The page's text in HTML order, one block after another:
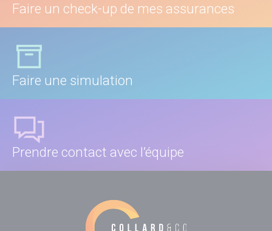
Faire un check-up de mes assurances
Faire une simulation
Prendre contact avec l’équipe